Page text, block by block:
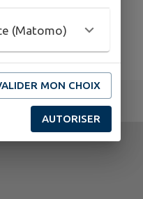
(Matomo)
MON CHOIX
AUTORISER